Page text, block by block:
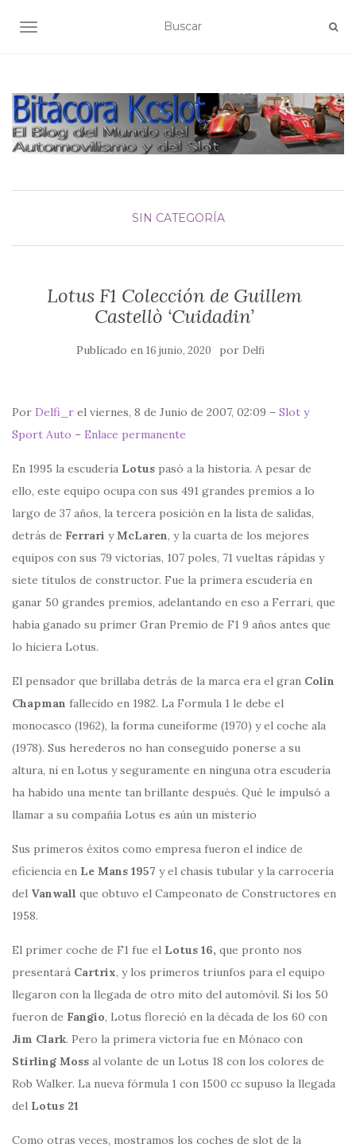
ALTERNAR NAVEGACIÓN
SIN CATEGORÍA
Lotus F1 Colección de Guillem
Castellò ‘Cuidadin’
Publicado en 16 junio, 2020 por Delfi
Por Delfi_r el viernes, 8 de Junio de 2007, 02:09 – Slot y
Sport Auto – Enlace permanente
En 1995 la escudería Lotus pasó a la historia. A pesar de
ello, este equipo ocupa con sus 491 grandes premios a lo
largo de 37 años, la tercera posición en la lista de salidas,
detrás de Ferrari yMcLaren, y la cuarta de los mejores
equipos con sus 79 victorias, 107 poles, 71 vueltas rápidas y
siete títulos de constructor. Fue la primera escudería en
ganar 50 grandes premios, adelantando en eso a Ferrari, que
había ganado su primer Gran Premio de F1 9 años antes que
lo hiciera Lotus.
El pensador que brillaba detrás de la marca era el gran Colin
Chapman fallecido en 1982. La Formula 1 le debe el
monocasco (1962), la forma cuneiforme (1970) y el coche ala
(1978). Sus herederos no han conseguido ponerse a su
altura, ni en Lotus y seguramente en ninguna otra escudería
ha habido una mente tan brillante después. Qué le impulsó a
llamar a su compañía Lotus es aún un misterio
Sus primeros éxitos como empresa fueron el índice de
eficiencia en Le Mans 1957 y el chasis tubular y la carrocería
del Vanwall que obtuvo el Campeonato de Constructores en
1958.
El primer coche de F1 fue el Lotus 16, que pronto nos
presentará Cartrix, y los primeros triunfos para el equipo
llegaron con la llegada de otro mito del automóvil. Si los 50
fueron de Fangio, Lotus floreció en la década de los 60 con
Jim Clark. Pero la primera victoria fue en Mónaco con
Stirling Moss al volante de un Lotus 18 con los colores de
Rob Walker. La nueva fórmula 1 con 1500 cc supuso la llegada
del Lotus 21
Como otras veces, mostramos los coches de slot de la